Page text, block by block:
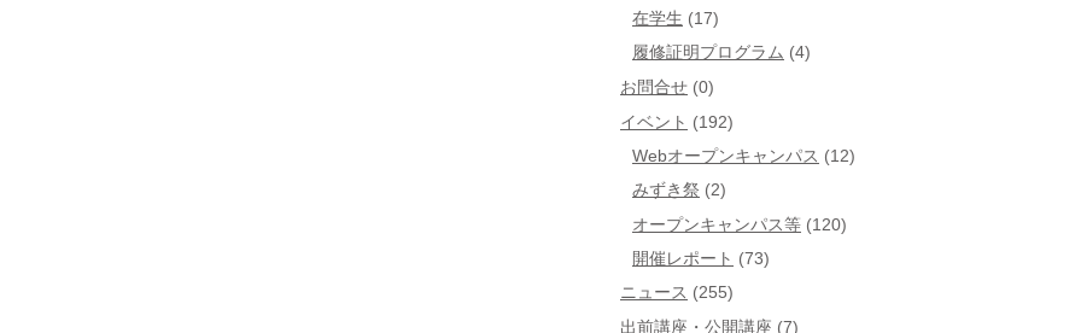
在学生 (17)
履修証明プログラム (4)
お問合せ (0)
イベント (192)
Webオープンキャンパス (12)
みずき祭 (2)
オープンキャンパス等 (120)
開催レポート (73)
ニュース (255)
出前講座・公開講座 (7)